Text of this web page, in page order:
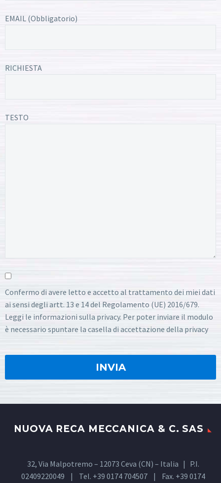
EMAIL (Obbligatorio)
RICHIESTA
TESTO
Confermo di avere letto e accetto al trattamento dei miei dati
ai sensi degli artt. 13 e 14 del Regolamento (UE) 2016/679.
Leggi le informazioni sulla privacy. Per poter inviare il modulo
è necessario spuntare la casella di accettazione della privacy
NUOVA RECA MECCANICA & C. SAS
32, Via Malpotremo – 12073 Ceva (CN) – Italia | P.I.
02409220049 | Tel. +39 0174 704507 | Fax. +39 0174